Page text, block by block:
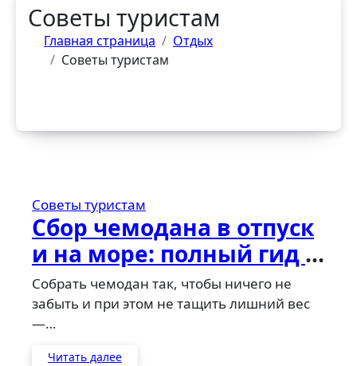
Советы туристам
Главная страница
Отдых
Советы туристам
Советы туристам
Сбор чемодана в отпуск
и на море: полный гид с
лайфхаками и методом
судоку
Собрать чемодан так, чтобы ничего не
забыть и при этом не тащить лишний вес
—…
Читать далее